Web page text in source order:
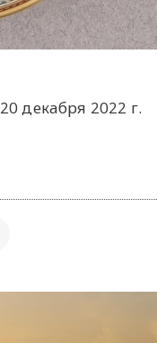
20 декабря 2022 г.